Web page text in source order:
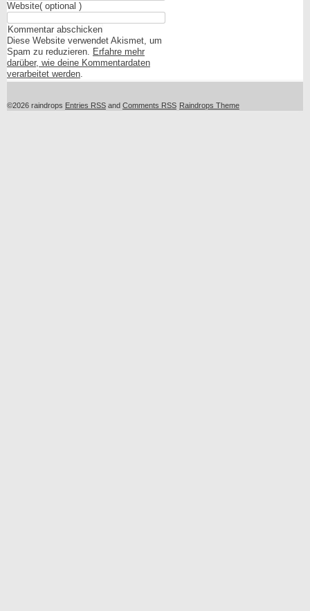
Website( optional )
Diese Website verwendet Akismet, um
Spam zu reduzieren.
Erfahre mehr
darüber, wie deine Kommentardaten
verarbeitet werden
©2026 raindrops Entries RSS and Comments RSS Raindrops Theme